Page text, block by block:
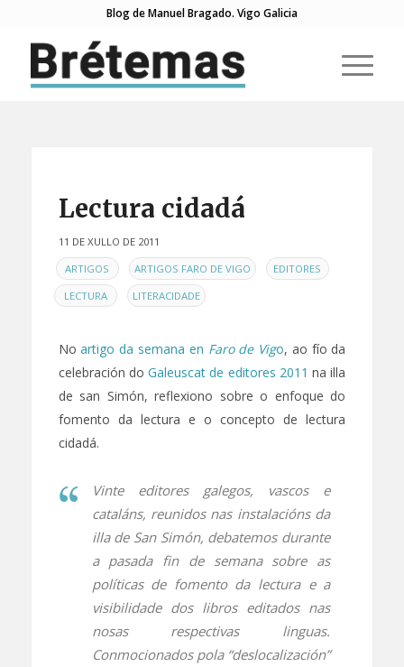
Blog de Manuel Bragado. Vigo Galicia
Lectura cidadá
11 DE XULLO DE 2011
EN ARTIGOS , ARTIGOS FARO DE VIGO , EDITORES ,
LECTURA , LITERACIDADE
No artigo da semana en Faro de Vigo, ao fío da
celebración doGaleuscat de editores 2011 na illa
de san Simón, reflexiono sobre o enfoque do
fomento da lectura e o concepto de lectura
cidadá.
Vinte editores galegos, vascos e
cataláns, reunidos nas instalacións da
illa de San Simón, debatemos durante
a pasada fin de semana sobre as
políticas de fomento da lectura e a
visibilidade dos libros editados nas
nosas respectivas linguas.
Conmocionados pola “deslocalización”